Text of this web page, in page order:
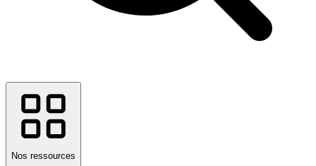
Nos ressources